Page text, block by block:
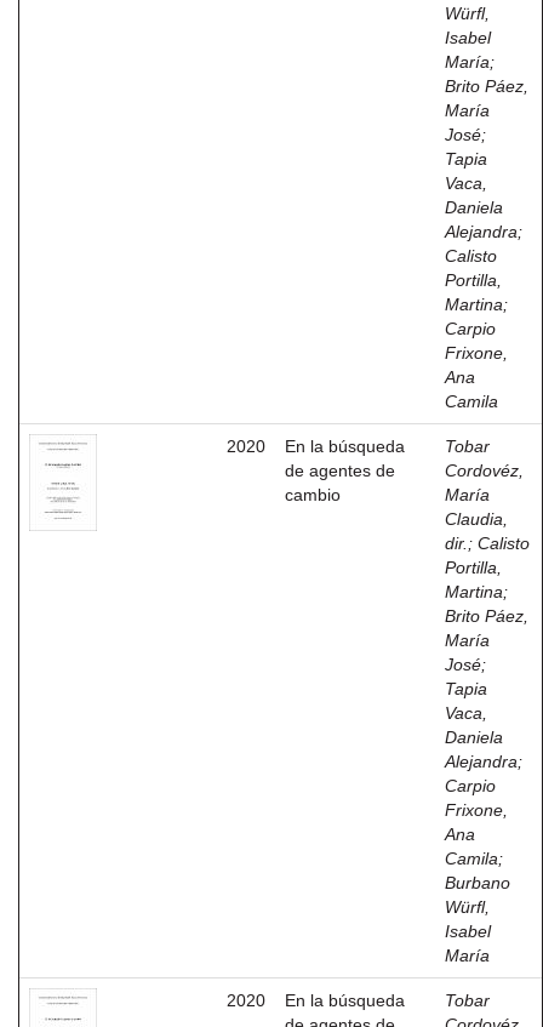
Würfl,
Isabel
María;
Brito Páez,
María
José;
Tapia
Vaca,
Daniela
Alejandra;
Calisto
Portilla,
Martina;
Carpio
Frixone,
Ana
Camila
2020
En la búsqueda
de agentes de
cambio
Tobar
Cordovéz,
María
Claudia,
dir. ; Calisto
Portilla,
Martina;
Brito Páez,
María
José;
Tapia
Vaca,
Daniela
Alejandra;
Carpio
Frixone,
Ana
Camila;
Burbano
Würfl,
Isabel
María
2020
En la búsqueda
Tobar